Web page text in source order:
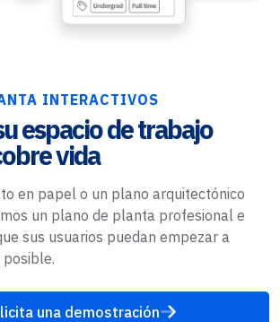
INTERACTIVOS
espacio de trabajo
vida
en papel o un plano arquitectónico
un plano de planta profesional e
sus usuarios puedan empezar a
una demostración